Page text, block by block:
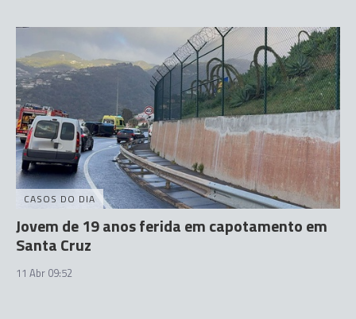
CASOS DO DIA
Jovem de 19 anos ferida em capotamento em
Santa Cruz
11 Abr 09:52